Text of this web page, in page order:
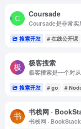
Coursade
搜索开发 # 在线公开课
极客搜索
搜索开发 # go #
书栈网 ·
书栈网 ·